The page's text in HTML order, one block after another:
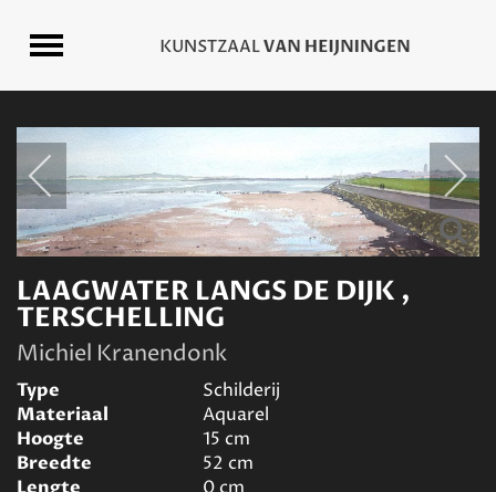
LAAGWATER LANGS DE DIJK ,
TERSCHELLING
Michiel Kranendonk
Type
Schilderij
Materiaal
Aquarel
Hoogte
15 cm
Breedte
52 cm